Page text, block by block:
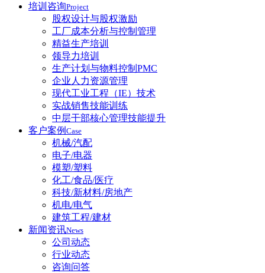
培训咨询Project
股权设计与股权激励
工厂成本分析与控制管理
精益生产培训
领导力培训
生产计划与物料控制PMC
企业人力资源管理
现代工业工程（IE）技术
实战销售技能训练
中层干部核心管理技能提升
客户案例 Case
机械/汽配
电子/电器
模塑/塑料
化工/食品/医疗
科技/新材料/房地产
机电/电气
建筑工程/建材
新闻资讯News
公司动态
行业动态
咨询问答